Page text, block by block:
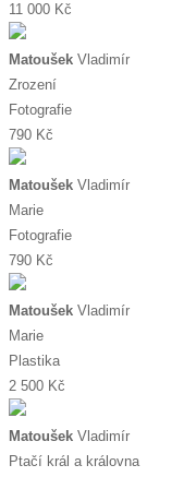
11 000 Kč
Matoušek Vladimír
Zrození
Fotografie
790 Kč
Matoušek Vladimír
Marie
Fotografie
790 Kč
Matoušek Vladimír
Marie
Plastika
2 500 Kč
Matoušek Vladimír
Ptačí král a královna